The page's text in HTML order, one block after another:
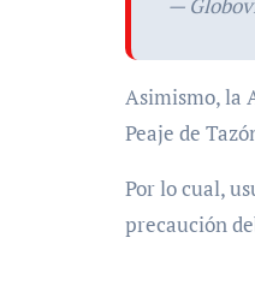
Asimismo, la
Peaje de
Por lo cual,
precaución